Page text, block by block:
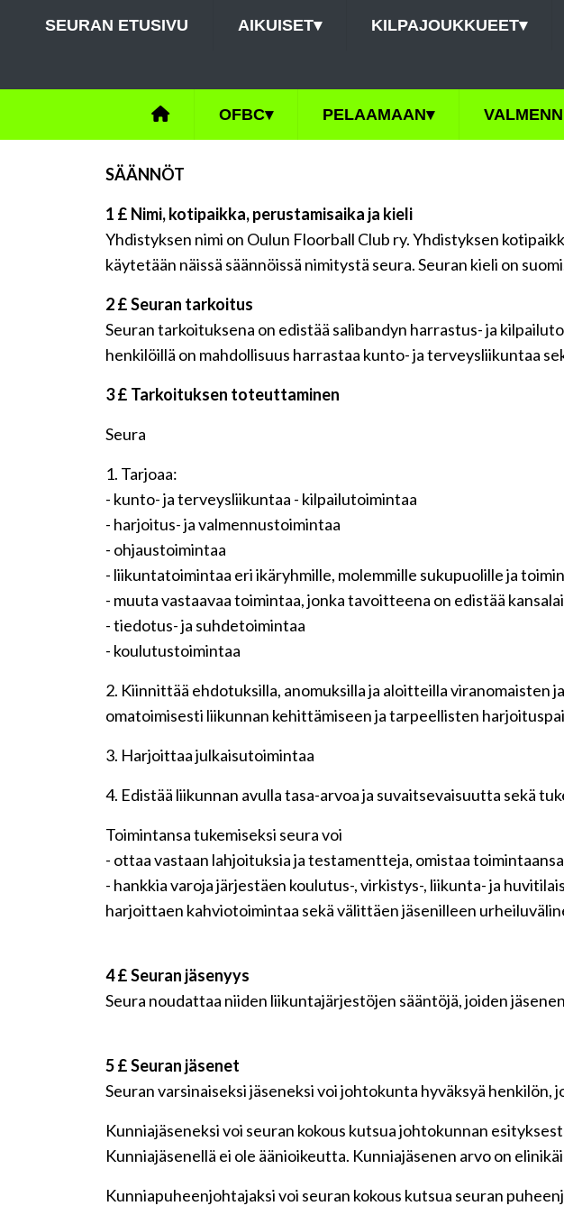
SEURAN ETUSIVU AIKUISET▾ KILPAJOUKKUEET▾
OFBC▾ PELAAMAAN▾
SÄÄNNÖT
1 £ Nimi, kotipaikka, perustamisaika ja kieli
Yhdistyksen nimi on Oulun Floorball Club ry. Yhdistyksen
käytetään näissä säännöissä nimitystä seura. Seuran kieli on
2 £ Seuran tarkoitus
Seuran tarkoituksena on edistää salibandyn harrastus- ja
henkilöillä on mahdollisuus harrastaa kunto- ja terveysliikuntaa
3 £ Tarkoituksen toteuttaminen
Seura
1. Tarjoaa:
- kunto- ja terveysliikuntaa - kilpailutoimintaa
- harjoitus- ja valmennustoimintaa
- ohjaustoimintaa
- liikuntatoimintaa eri ikäryhmille, molemmille sukupuolille ja
- muuta vastaavaa toimintaa, jonka tavoitteena on edistää
- tiedotus- ja suhdetoimintaa
- koulutustoimintaa
2. Kiinnittää ehdotuksilla, anomuksilla ja aloitteilla viranomaisten
omatoimisesti liikunnan kehittämiseen ja tarpeellisten
3. Harjoittaa julkaisutoimintaa
4. Edistää liikunnan avulla tasa-arvoa ja suvaitsevaisuutta sekä
Toimintansa tukemiseksi seura voi
- ottaa vastaan lahjoituksia ja testamentteja, omistaa
- hankkia varoja järjestäen koulutus-, virkistys-, liikunta- ja
harjoittaen kahviotoimintaa sekä välittäen jäsenilleen
4 £ Seuran jäsenyys
Seura noudattaa niiden liikuntajärjestöjen sääntöjä, joiden
5 £ Seuran jäsenet
Seuran varsinaiseksi jäseneksi voi johtokunta hyväksyä
Kunniajäseneksi voi seuran kokous kutsua johtokunnan
Kunniajäsenellä ei ole äänioikeutta. Kunniajäsenen arvo on
Kunniapuheenjohtajaksi voi seuran kokous kutsua seuran